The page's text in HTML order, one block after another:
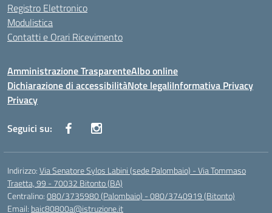
Registro Elettronico
Modulistica
Contatti e Orari Ricevimento
Amministrazione TrasparenteAlbo online
Dichiarazione di accessibilitàNote legaliInformativa Privacy
Privacy
Seguici su:
Indirizzo:Via Senatore Sylos Labini (sede Palombaio) - Via Tommaso
Traetta, 99 - 70032 Bitonto (BA)
Centralino:080/3735980 (Palombaio) - 080/3740919 (Bitonto)
Email: baic80800a@istruzione.it